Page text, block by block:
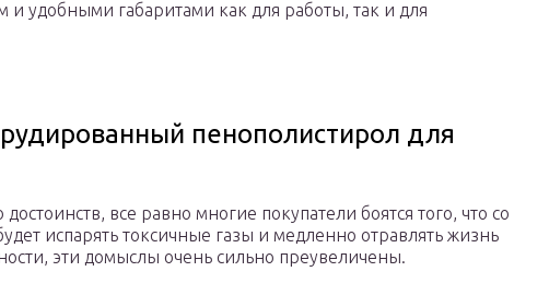
удобными габаритами как для работы, так и для
пенополистирол для
все равно многие покупатели боятся того, что со
испарять токсичные газы и медленно отравлять жизнь
эти домыслы очень сильно преувеличены.